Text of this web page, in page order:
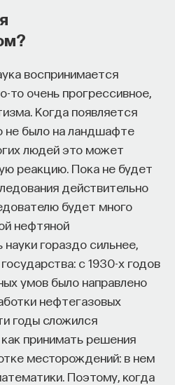
воспринимается
то очень прогрессивное,
Когда появляется
не было на ландшафте
людей это может
реакцию. Пока не будет
действительно
будет много
нефтяной
гораздо сильнее,
с 1930-х годов
умов было направлено
нефтегазовых
годы сложился
принимать решения
месторождений: в нем
Поэтому, когда
жизни.
если мы захотим
в гены. И способ,
вмешиваться в гены
терапии. Генные
развиваются. У него
объяснение: мы берем
оболочку, выкидываем
туда какой-то
И мы эту
вводим в организм, она
в эти клетки
происходят генные